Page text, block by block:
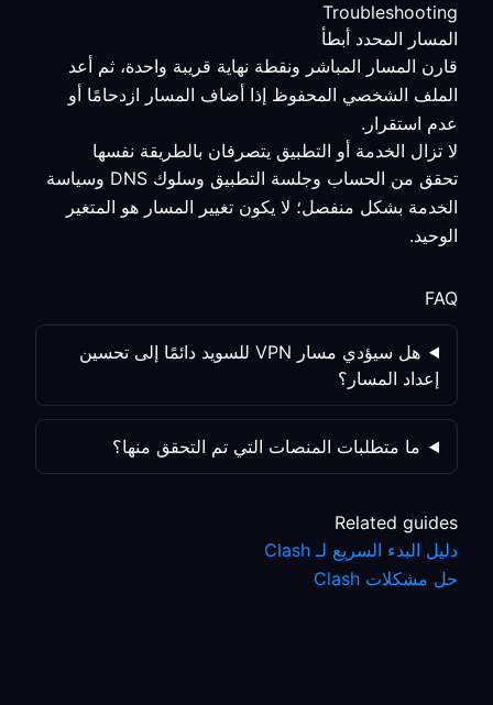
Troubleshooting
المسار المحدد أبطأ
قارن المسار المباشر ونقطة نهاية قريبة واحدة، ثم أعد
الملف الشخصي المحفوظ إذا أضاف المسار ازدحامًا أو
عدم استقرار.
لا تزال الخدمة أو التطبيق يتصرفان بالطريقة نفسها
تحقق من الحساب وجلسة التطبيق وسلوك DNS وسياسة
الخدمة بشكل منفصل؛ لا يكون تغيير المسار هو المتغير
الوحيد.
FAQ
هل سيؤدي مسار VPN للسويد دائمًا إلى تحسين
إعداد المسار؟
ما متطلبات المنصات التي تم التحقق منها؟
Related guides
دليل البدء السريع لـ Clash
حل مشكلات Clash